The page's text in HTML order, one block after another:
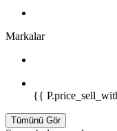
Markalar
{{
Tümünü Gör